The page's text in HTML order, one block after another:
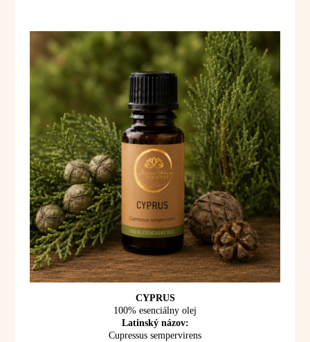
CYPRUS
100% esenciálny olej
Latinský názov:
Cupressus sempervirens